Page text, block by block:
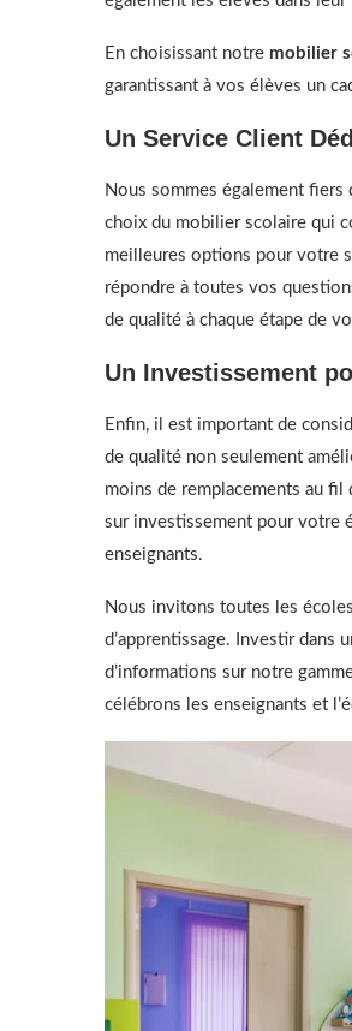
En choisissant notre mobilier
garantissant à vos élèves un
Un Service Client
Nous sommes également
choix du mobilier scolaire qui
meilleures options pour votre
répondre à toutes vos
de qualité à chaque étape de
Un Investissement
Enfin, il est important de
de qualité non seulement
moins de remplacements au
sur investissement pour votre
enseignants.
Nous invitons toutes les
d’apprentissage. Investir dans
d’informations sur notre
célébrons les enseignants et